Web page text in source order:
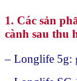
1. Các sản
cành sau thu
– Longlife 5g: